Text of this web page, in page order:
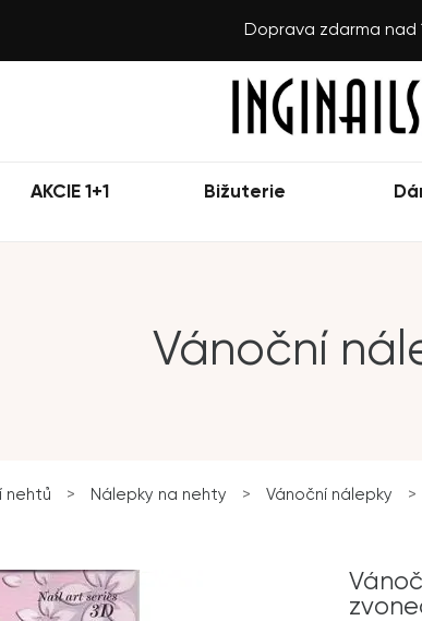
Doprava zdarma nad
AKCIE 1+1 Bižuterie
Vánoční
nehtů > Nálepky na nehty > Vánoční nálepky >